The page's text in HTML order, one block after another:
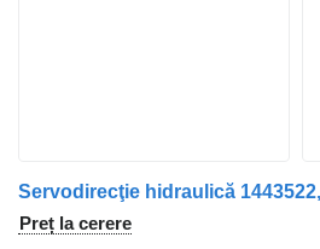
Preț la cerere